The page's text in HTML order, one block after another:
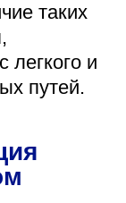
таких
легкого и
путей.